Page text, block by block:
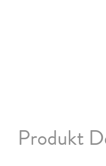
Produkt